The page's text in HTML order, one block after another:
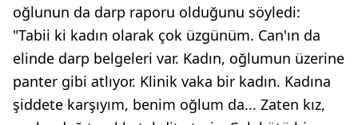
oğlunun da darp raporu olduğunu söyledi:
"Tabii ki kadın olarak çok üzgünüm. Can'ın da
elinde darp belgeleri var. Kadın, oğlumun üzerine
panter gibi atlıyor. Klinik vaka bir kadın. Kadına
şiddete karşıyım, benim oğlum da... Zaten kız,